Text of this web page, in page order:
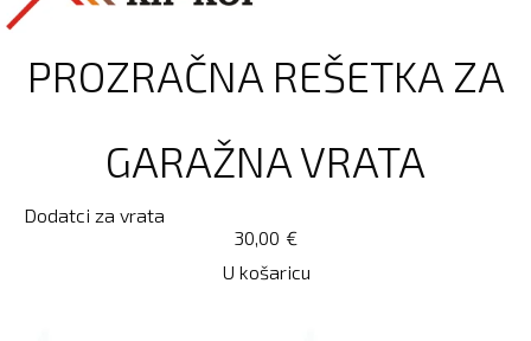
PROZRAČNA REŠETKA ZA
GARAŽNA VRATA
Dodatci za vrata
€
30,00
U košaricu